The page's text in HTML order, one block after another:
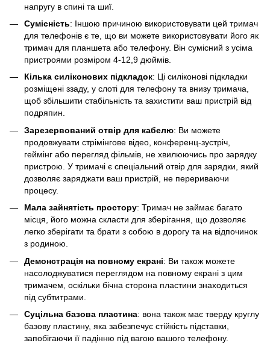
напругу в спині та шиї.
Сумісність: Іншою причиною використовувати цей тримач
для телефонів є те, що ви можете використовувати його як
тримач для планшета або телефону. Він сумісний з усіма
пристроями розміром 4-12,9 дюймів.
Кілька силіконових підкладок: Ці силіконові підкладки
розміщені ззаду, у слоті для телефону та внизу тримача,
щоб збільшити стабільність та захистити ваш пристрій від
подряпин.
Зарезервований отвір для кабелю: Ви можете
продовжувати стрімінгове відео, конференц-зустріч,
геймінг або перегляд фільмів, не хвилюючись про зарядку
пристрою. У тримачі є спеціальний отвір для зарядки, який
дозволяє заряджати ваш пристрій, не перериваючи
процесу.
Мала зайнятість простору: Тримач не займає багато
місця, його можна скласти для зберігання, що дозволяє
легко зберігати та брати з собою в дорогу та на відпочинок
з родиною.
Демонстрація на повному екрані: Ви також можете
насолоджуватися переглядом на повному екрані з цим
тримачем, оскільки бічна сторона пластини знаходиться
під субтитрами.
Суцільна базова пластина: вона також має тверду круглу
базову пластину, яка забезпечує стійкість підставки,
запобігаючи її падінню під вагою вашого телефону.